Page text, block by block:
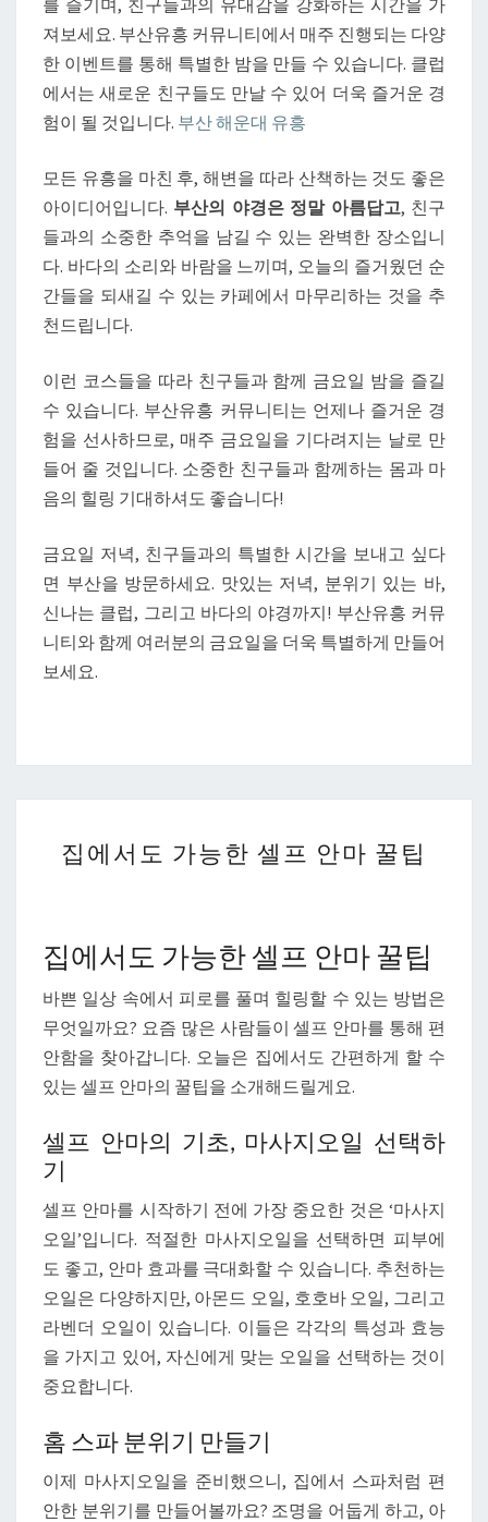
를 즐기며, 친구들과의 유대감을 강화하는 시간을 가
져보세요. 부산유흥 커뮤니티에서 매주 진행되는 다양
한 이벤트를 통해 특별한 밤을 만들 수 있습니다. 클럽
에서는 새로운 친구들도 만날 수 있어 더욱 즐거운 경
험이 될 것입니다. 부산 해운대 유흥
모든 유흥을 마친 후, 해변을 따라 산책하는 것도 좋은
아이디어입니다. 부산의 야경은 정말 아름답고, 친구
들과의 소중한 추억을 남길 수 있는 완벽한 장소입니
다. 바다의 소리와 바람을 느끼며, 오늘의 즐거웠던 순
간들을 되새길 수 있는 카페에서 마무리하는 것을 추
천드립니다.
이런 코스들을 따라 친구들과 함께 금요일 밤을 즐길
수 있습니다. 부산유흥 커뮤니티는 언제나 즐거운 경
험을 선사하므로, 매주 금요일을 기다려지는 날로 만
들어 줄 것입니다. 소중한 친구들과 함께하는 몸과 마
음의 힐링 기대하셔도 좋습니다!
금요일 저녁, 친구들과의 특별한 시간을 보내고 싶다
면 부산을 방문하세요. 맛있는 저녁, 분위기 있는 바,
신나는 클럽, 그리고 바다의 야경까지! 부산유흥 커뮤
니티와 함께 여러분의 금요일을 더욱 특별하게 만들어
보세요.
에
가
능
한
셀
프
안
꿀
집에서도 가능한 셀프 안마 꿀팁
집에서도 가능한 셀프 안마 꿀팁
바쁜 일상 속에서 피로를 풀며 힐링할 수 있는 방법은
무엇일까요? 요즘 많은 사람들이 셀프 안마를 통해 편
안함을 찾아갑니다. 오늘은 집에서도 간편하게 할 수
있는 셀프 안마의 꿀팁을 소개해드릴게요.
셀프 안마의 기초, 마사지오일 선택하
기
셀프 안마를 시작하기 전에 가장 중요한 것은 ‘마사지
오일’입니다. 적절한 마사지오일을 선택하면 피부에
도 좋고, 안마 효과를 극대화할 수 있습니다. 추천하는
오일은 다양하지만, 아몬드 오일, 호호바 오일, 그리고
라벤더 오일이 있습니다. 이들은 각각의 특성과 효능
을 가지고 있어, 자신에게 맞는 오일을 선택하는 것이
중요합니다.
홈 스파 분위기 만들기
이제 마사지오일을 준비했으니, 집에서 스파처럼 편
안한 분위기를 만들어볼까요? 조명을 어둡게 하고, 아